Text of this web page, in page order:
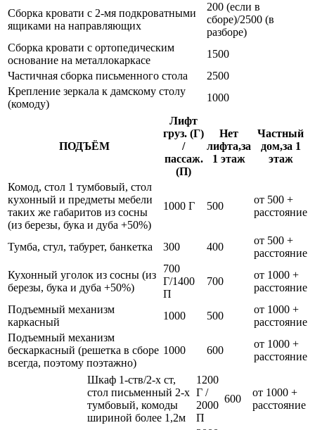
Сборка кровати с 2-мя подкроватными
ящиками на направляющих
200 (если в
сборе)/2500 (в
разборе)
Сборка кровати с ортопедическим
основание на металлокаркасе
1500
Частичная сборка письменного стола
2500
Крепление зеркала к дамскому столу
(комоду)
1000
ПОДЪЁМ
Лифт
груз. (Г)
/
пассаж.
(П)
Нет
лифта,за
1 этаж
Частный
дом,за 1
этаж
Комод, стол 1 тумбовый, стол
кухонный и предметы мебели
таких же габаритов из сосны
(из березы, бука и дуба +50%)
1000 Г 500
от 500 +
расстояние
Тумба, стул, табурет, банкетка 300 400
от 500 +
расстояние
Кухонный уголок из сосны (из
березы, бука и дуба +50%)
700
Г/1400
П
700
от 1000 +
расстояние
Подъемный механизм
каркасный
1000 500
от 1000 +
расстояние
Подъемный механизм
бескаркасный (решетка в сборе
всегда, поэтому поэтажно)
1000 600
от 1000 +
расстояние
Шкаф 1-ств/2-х ст,
стол письменный 2-х
тумбовый, комоды
шириной более 1,2м
1200
Г /
2000
П
600
от 1000 +
расстояние